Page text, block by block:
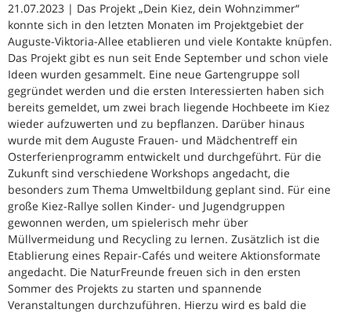
21.07.2023 | Das Projekt „Dein Kiez, dein Wohnzimmer“
konnte sich in den letzten Monaten im Projektgebiet der
Auguste-Viktoria-Allee etablieren und viele Kontakte knüpfen.
Das Projekt gibt es nun seit Ende September und schon viele
Ideen wurden gesammelt. Eine neue Gartengruppe soll
gegründet werden und die ersten Interessierten haben sich
bereits gemeldet, um zwei brach liegende Hochbeete im Kiez
wieder aufzuwerten und zu bepflanzen. Darüber hinaus
wurde mit dem Auguste Frauen- und Mädchentreff ein
Osterferienprogramm entwickelt und durchgeführt. Für die
Zukunft sind verschiedene Workshops angedacht, die
besonders zum Thema Umweltbildung geplant sind. Für eine
große Kiez-Rallye sollen Kinder- und Jugendgruppen
gewonnen werden, um spielerisch mehr über
Müllvermeidung und Recycling zu lernen. Zusätzlich ist die
Etablierung eines Repair-Cafés und weitere Aktionsformate
angedacht. Die NaturFreunde freuen sich in den ersten
Sommer des Projekts zu starten und spannende
Veranstaltungen durchzuführen. Hierzu wird es bald die